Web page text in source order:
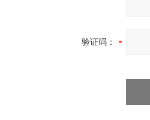
验证码：